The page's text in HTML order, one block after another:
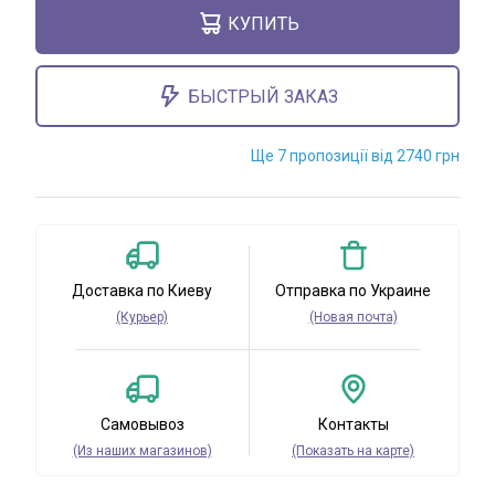
КУПИТЬ
БЫСТРЫЙ ЗАКАЗ
Ще 7 пропозиції від 2740 грн
Доставка по Киеву
(Курьер)
Отправка по Украине
(Новая почта)
Самовывоз
(Из наших магазинов)
Контакты
(Показать на карте)